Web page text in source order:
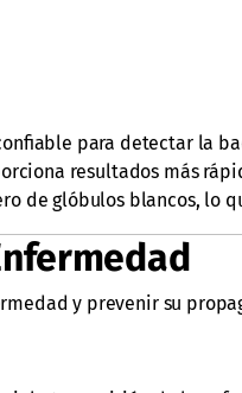
para detectar la
resultados más
de glóbulos blancos, lo
y prevenir su